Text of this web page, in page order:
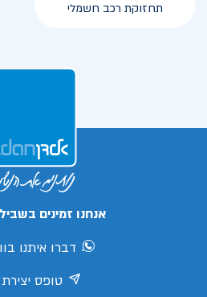
תחזוקת רכב חשמלי
אנחנו זמינים
דברו איתנו
טופס